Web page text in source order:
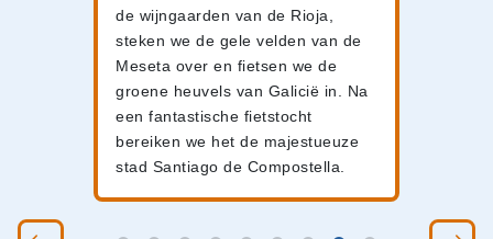
de wijngaarden van de Rioja,
steken we de gele velden van de
Meseta over en fietsen we de
groene heuvels van Galicië in. Na
een fantastische fietstocht
bereiken we het de majestueuze
stad Santiago de Compostella.